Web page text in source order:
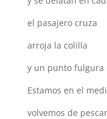
el pasajero cruza
arroja la colilla
y un punto fulgura
Estamos en el
volvemos de pescar